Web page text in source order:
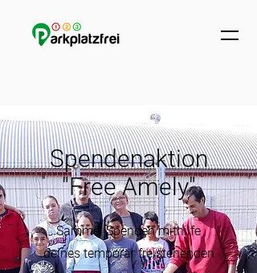
Spendenaktion
"Free Amely"
Sammel Spenden mithilfe
deines temporär freistehenden